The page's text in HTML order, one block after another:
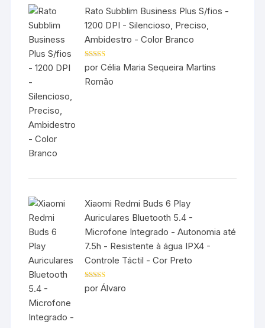
Rato Subblim Business Plus S/fios -
1200 DPI - Silencioso, Preciso,
Ambidestro - Color Branco
Avaliação5
de 5
por Célia Maria Sequeira Martins
Romão
Xiaomi Redmi Buds 6 Play
Auriculares Bluetooth 5.4 -
Microfone Integrado - Autonomia até
7.5h - Resistente à água IPX4 -
Controle Táctil - Cor Preto
Avaliação5
de 5
por Álvaro